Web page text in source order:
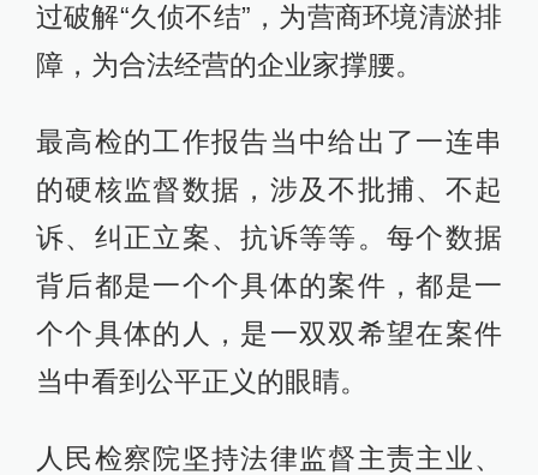
过破解“久侦不结”，为营商环境清淤排
障，为合法经营的企业家撑腰。
最高检的工作报告当中给出了一连串
的硬核监督数据，涉及不批捕、不起
诉、纠正立案、抗诉等等。每个数据
背后都是一个个具体的案件，都是一
个个具体的人，是一双双希望在案件
当中看到公平正义的眼睛。
人民检察院坚持法律监督主责主业、